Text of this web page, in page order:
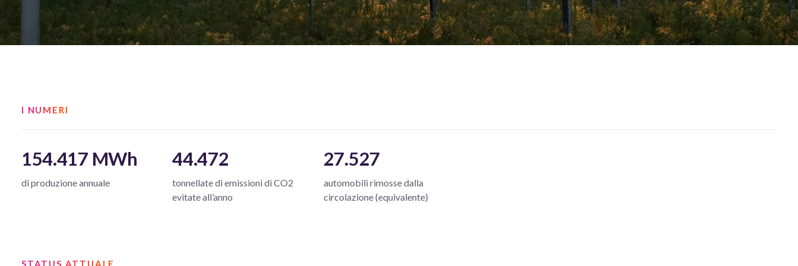
I NUMERI
154.417 MWh
di produzione annuale
44.472
tonnellate di emissioni di CO2
evitate all’anno
27.527
automobili rimosse dalla
circolazione (equivalente)
STATUS ATTUALE